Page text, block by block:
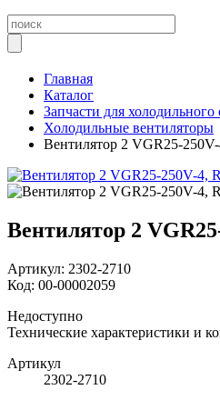
Главная
Каталог
Запчасти для холодильного
Холодильные вентиляторы
Вентилятор 2 VGR25-250V-
Вентилятор 2
Артикул: 2302-2710
Код: 00-00002059
Недоступно
Технические характеристики и
Артикул
2302-2710